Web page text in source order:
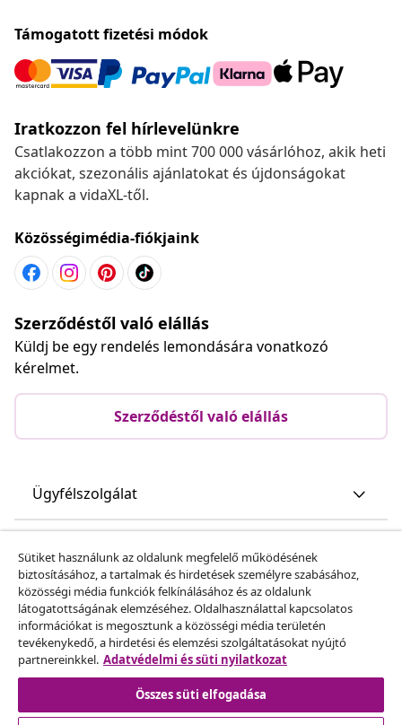
Támogatott fizetési módok
Iratkozzon fel hírlevelünkre
Csatlakozzon a több mint 700 000 vásárlóhoz, akik heti
akciókat, szezonális ajánlatokat és újdonságokat
kapnak a vidaXL-től.
Közösségimédia-fiókjaink
Szerződéstől való elállás
Küldj be egy rendelés lemondására vonatkozó
kérelmet.
Szerződéstől való elállás
Ügyfélszolgálat
vidaXL
Fedezz fel többet
Sütiket használunk az oldalunk megfelelő működésének
biztosításához, a tartalmak és hirdetések személyre szabásához,
közösségi média funkciók felkínálásához és az oldalunk
látogatottságának elemzéséhez. Oldalhasználattal kapcsolatos
információkat is megosztunk a közösségi média területén
tevékenykedő, a hirdetési és elemzési szolgáltatásokat nyújtó
partnereinkkel. Adatvédelmi és süti nyilatkozat
Összes süti elfogadása